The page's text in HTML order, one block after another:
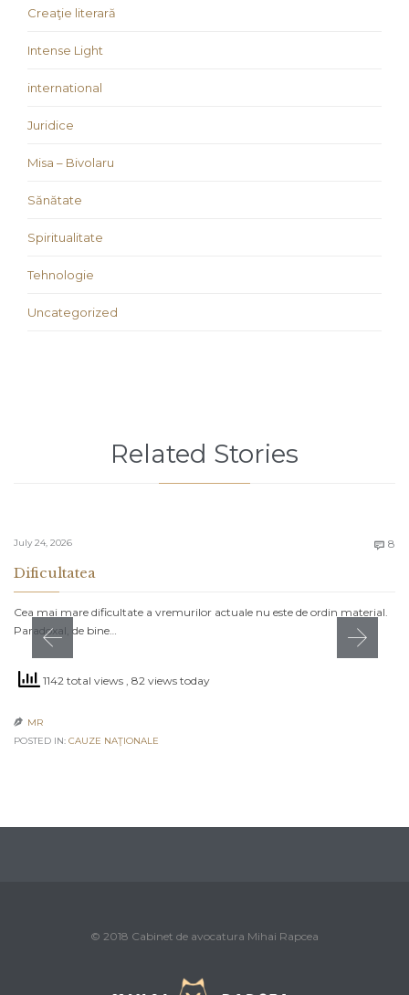
Creaţie literară
Intense Light
international
Juridice
Misa – Bivolaru
Sănătate
Spiritualitate
Tehnologie
Uncategorized
Related Stories
July 24, 2026  8
Dificultatea
Cea mai mare dificultate a vremurilor actuale nu este de ordin material.
Paradoxal, de bine…
1142 total views , 82 views today
 MR
POSTED IN: CAUZE NAŢIONALE
© 2018 Cabinet de avocatura Mihai Rapcea